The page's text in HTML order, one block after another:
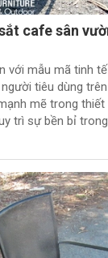
cafe sân
với mẫu mã tinh
tiêu dùng
mẽ trong thiết
trì sự bền bỉ trong